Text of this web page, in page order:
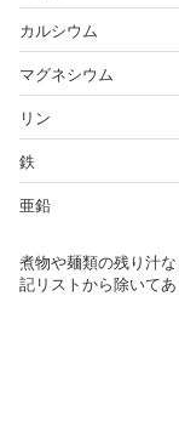
カルシウム
マグネシウム
リン
鉄
亜鉛
煮物や麺類の残り汁
記リストから除いてあ